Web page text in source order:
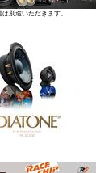
別途いただきます。